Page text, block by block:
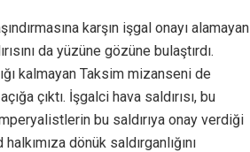
karşın işgal onayı alamayan
da yüzüne gözüne bulaştırdı.
kalmayan Taksim mizanseni de
çıktı. İşgalci hava saldırısı, bu
bu saldırıya onay verdiği
dönük saldırganlığını